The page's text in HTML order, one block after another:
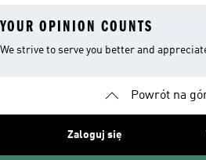
YOUR OPINION COUNTS
We strive to serve you better and
Powrót na
Zaloguj się